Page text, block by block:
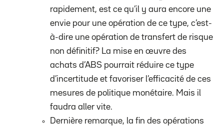
rapidement, est ce qu’il y aura encore une
envie pour une opération de ce type, c’est-
à-dire une opération de transfert de risque
non définitif? La mise en œuvre des
achats d’ABS pourrait réduire ce type
d’incertitude et favoriser l’efficacité de ces
mesures de politique monétaire. Mais il
faudra aller vite.
Dernière remarque, la fin des opérations